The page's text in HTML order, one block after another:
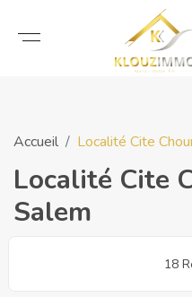
Accueil Localité Cite
Localité Cite
Salem
18